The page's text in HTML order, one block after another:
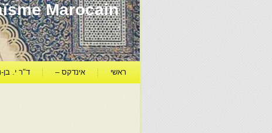
Marocain
ראשי אינדקס – ד"ר י. בן-